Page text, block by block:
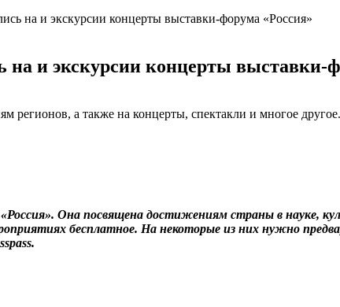
на и экскурсии концерты выставки-форума «Россия»
на и экскурсии концерты выставки-
регионов, а также на концерты, спектакли и многое другое.
Она посвящена достижениям страны в науке,
бесплатное. На некоторые из них нужно